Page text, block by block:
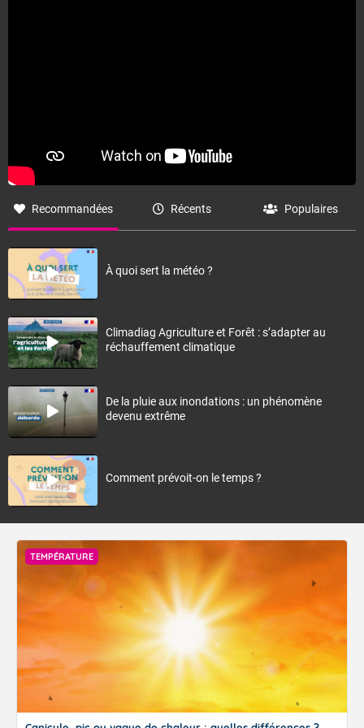
Recommandées Récents Populaires
À quoi sert la météo ?
Climadiag Agriculture et Forêt : s’adapter au
réchauffement climatique
De la pluie aux inondations : un phénomène
devenu extrême
Comment prévoit-on le temps ?
TEMPÉRATURE